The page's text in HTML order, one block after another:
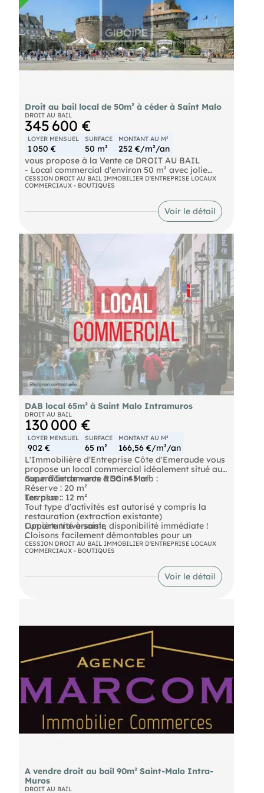
Droit au bail local de 50m² à céder à Saint Malo
DROIT AU BAIL
345 600 €
LOYER MENSUEL
1 050 €
SURFACE
50 m²
MONTANT AU M²
252 €/m²/an
vous propose à la Vente ce DROIT AU BAIL
- Local commercial d'environ 50 m² avec jolie
vitrine situé au coeur du quartier commerçant de
SAINT MALO intramuros. Environnement
commercial qualitatif et dynamique
CESSION DROIT AU BAIL IMMOBILIER D'ENTREPRISE LOCAUX
COMMERCIAUX - BOUTIQUES
Voir le détail
DAB local 65m² à Saint Malo Intramuros
DROIT AU BAIL
130 000 €
LOYER MENSUEL
902 €
SURFACE
65 m²
MONTANT AU M²
166,56 €/m²/an
L'Immobilière d'Entreprise Côte d'Emeraude vous
propose un local commercial idéalement situé au
cœur d'Intramuros à Saint Malo :
Superficie de vente RDC : 45 m²
Réserve : 20 m²
Terrasse : 12 m²
Les plus :
Tout type d'activités est autorisé y compris la
restauration (extraction existante)
Lumière traversante
Cloisons facilement démontables pour un
aménagement personnalisé
Belle vitrine à l'avant du magasin
Opportunité à saisir, disponibilité immédiate !
DPE En cours
CESSION DROIT AU BAIL IMMOBILIER D'ENTREPRISE LOCAUX
COMMERCIAUX - BOUTIQUES
Voir le détail
A vendre droit au bail 90m² Saint-Malo Intra-
Muros
DROIT AU BAIL